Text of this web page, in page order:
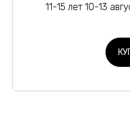
11-15 лет 10-13